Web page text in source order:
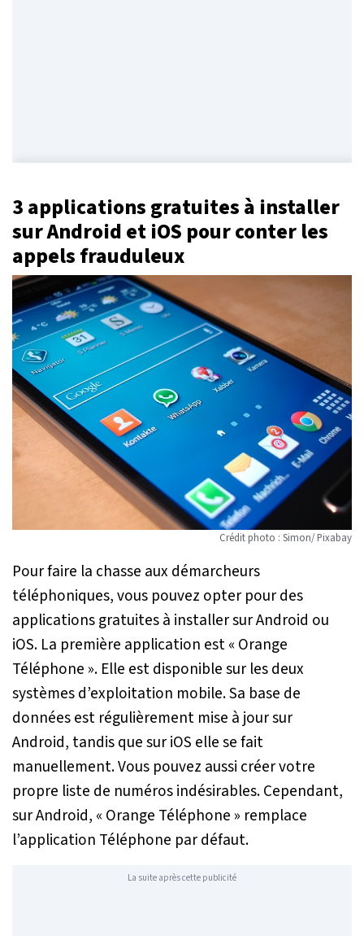
3 applications gratuites à installer
sur Android et iOS pour conter les
appels frauduleux
Crédit photo : Simon/ Pixabay
Pour faire la chasse aux démarcheurs
téléphoniques, vous pouvez opter pour des
applications gratuites à installer sur Android ou
iOS. La première application est « Orange
Téléphone ». Elle est disponible sur les deux
systèmes d’exploitation mobile. Sa base de
données est régulièrement mise à jour sur
Android, tandis que sur iOS elle se fait
manuellement. Vous pouvez aussi créer votre
propre liste de numéros indésirables. Cependant,
sur Android, « Orange Téléphone » remplace
l’application Téléphone par défaut.
La suite après cette publicité